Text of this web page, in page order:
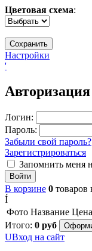
Цветовая схема:
Настройки
'
Авторизация
Логин:
Пароль:
Забыли свой пароль?
Зарегистрироваться
Запомнить меня
Войти
В корзине 0 товаров
Í
Фото Название Цена
Итого: 0 руб
UВход на сайт